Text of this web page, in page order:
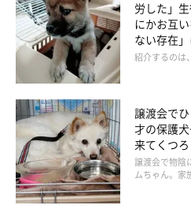
労した」
にかお互
ない存在」
紹介するのは
譲渡会で
才の保護
来てくつ
譲渡会で物陰
ムちゃん。家